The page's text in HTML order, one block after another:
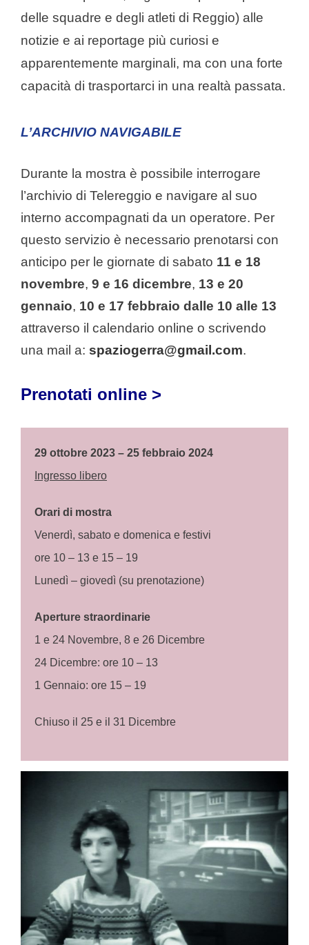
delle squadre e degli atleti di Reggio) alle
notizie e ai reportage più curiosi e
apparentemente marginali, ma con una forte
capacità di trasportarci in una realtà passata.
L’ARCHIVIO NAVIGABILE
Durante la mostra è possibile interrogare
l’archivio di Telereggio e navigare al suo
interno accompagnati da un operatore. Per
questo servizio è necessario prenotarsi con
anticipo per le giornate di sabato 11 e 18
novembre, 9 e 16 dicembre, 13 e 20
gennaio, 10 e 17 febbraio dalle 10 alle 13
attraverso il calendario online o scrivendo
una mail a: spaziogerra@gmail.com.
Prenotati online >
29 ottobre 2023 – 25 febbraio 2024
Ingresso libero
Orari di mostra
Venerdì, sabato e domenica e festivi
ore 10 – 13 e 15 – 19
Lunedì – giovedì (su prenotazione)
Aperture straordinarie
1 e 24 Novembre, 8 e 26 Dicembre
24 Dicembre: ore 10 – 13
1 Gennaio: ore 15 – 19
Chiuso il 25 e il 31 Dicembre